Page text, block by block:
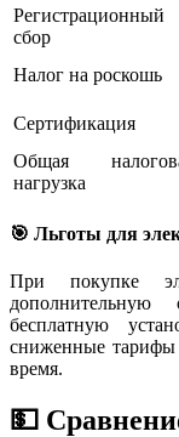
Регистрационный
сбор
Налог на роскошь
Сертификация
Общая
нагрузка
🎯 Льготы для
При покупке
дополнительную
бесплатную
сниженные тарифы
время.
💵